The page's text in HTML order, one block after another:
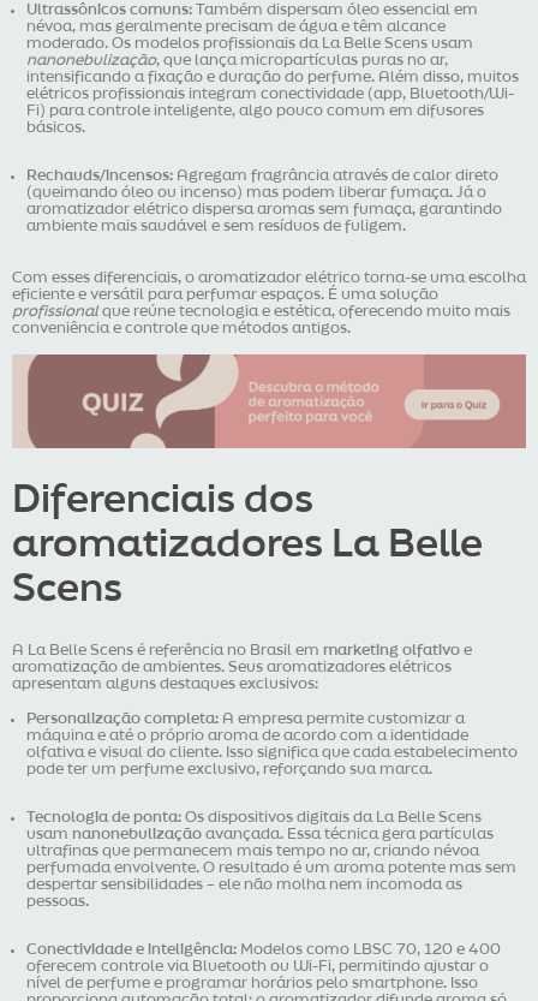
Ultrassônicos comuns: Também dispersam óleo essencial em
névoa, mas geralmente precisam de água e têm alcance
moderado. Os modelos profissionais da La Belle Scens usam
nanonebulização, que lança micropartículas puras no ar,
intensificando a fixação e duração do perfume. Além disso, muitos
elétricos profissionais integram conectividade (app, Bluetooth/Wi-
Fi) para controle inteligente, algo pouco comum em difusores
básicos.
Rechauds/incensos: Agregam fragrância através de calor direto
(queimando óleo ou incenso) mas podem liberar fumaça. Já o
aromatizador elétrico dispersa aromas sem fumaça, garantindo
ambiente mais saudável e sem resíduos de fuligem.
Com esses diferenciais, o aromatizador elétrico torna-se uma escolha
eficiente e versátil para perfumar espaços. É uma solução
profissional que reúne tecnologia e estética, oferecendo muito mais
conveniência e controle que métodos antigos.
Diferenciais dos
aromatizadores La Belle
Scens
A La Belle Scens é referência no Brasil em marketing olfativo e
aromatização de ambientes. Seus aromatizadores elétricos
apresentam alguns destaques exclusivos:
Personalização completa: A empresa permite customizar a
máquina e até o próprio aroma de acordo com a identidade
olfativa e visual do cliente. Isso significa que cada estabelecimento
pode ter um perfume exclusivo, reforçando sua marca.
Tecnologia de ponta: Os dispositivos digitais da La Belle Scens
usam nanonebulização avançada. Essa técnica gera partículas
ultrafinas que permanecem mais tempo no ar, criando névoa
perfumada envolvente. O resultado é um aroma potente mas sem
despertar sensibilidades – ele não molha nem incomoda as
pessoas.
Conectividade e inteligência: Modelos como LBSC 70, 120 e 400
oferecem controle via Bluetooth ou Wi-Fi, permitindo ajustar o
nível de perfume e programar horários pelo smartphone. Isso